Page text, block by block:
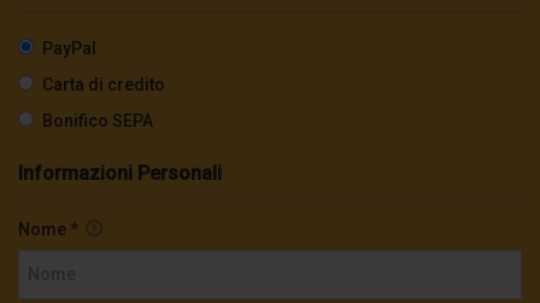
PayPal
Carta di credito
Bonifico SEPA
Informazioni Personali
Nome *